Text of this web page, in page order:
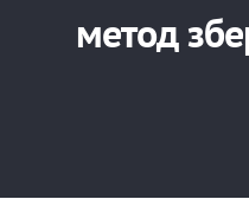
метод